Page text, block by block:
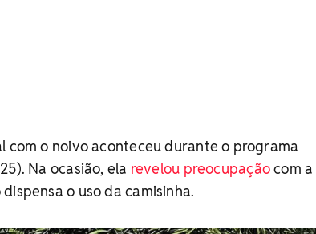
com o noivo aconteceu durante o programa
Na ocasião, ela revelou preocupaçãocom a
o uso da camisinha.